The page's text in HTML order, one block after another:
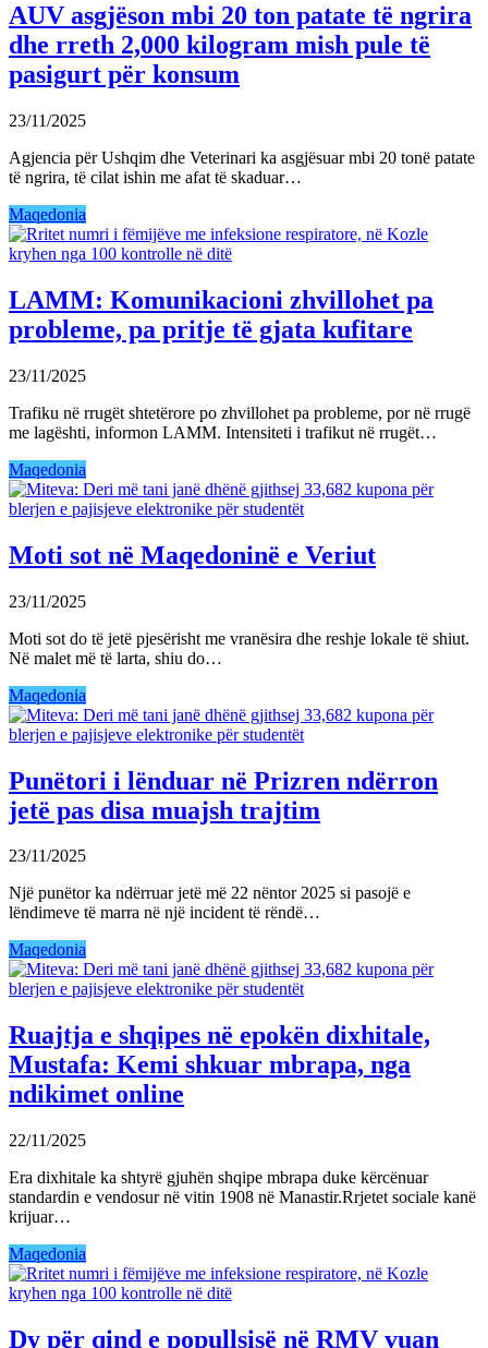
AUV asgjëson mbi 20 ton patate të ngrira
dhe rreth 2,000 kilogram mish pule të
pasigurt për konsum
23/11/2025
Agjencia për Ushqim dhe Veterinari ka asgjësuar mbi 20 tonë patate
të ngrira, të cilat ishin me afat të skaduar…
Maqedonia
LAMM: Komunikacioni zhvillohet pa
probleme, pa pritje të gjata kufitare
23/11/2025
Trafiku në rrugët shtetërore po zhvillohet pa probleme, por në rrugë
me lagështi, informon LAMM. Intensiteti i trafikut në rrugët…
Maqedonia
Moti sot në Maqedoninë e Veriut
23/11/2025
Moti sot do të jetë pjesërisht me vranësira dhe reshje lokale të shiut.
Në malet më të larta, shiu do…
Maqedonia
Punëtori i lënduar në Prizren ndërron
jetë pas disa muajsh trajtim
23/11/2025
Një punëtor ka ndërruar jetë më 22 nëntor 2025 si pasojë e
lëndimeve të marra në një incident të rëndë…
Maqedonia
Ruajtja e shqipes në epokën dixhitale,
Mustafa: Kemi shkuar mbrapa, nga
ndikimet online
22/11/2025
Era dixhitale ka shtyrë gjuhën shqipe mbrapa duke kërcënuar
standardin e vendosur në vitin 1908 në Manastir.Rrjetet sociale kanë
krijuar…
Maqedonia
Dy për qind e popullsisë në RMV vuan